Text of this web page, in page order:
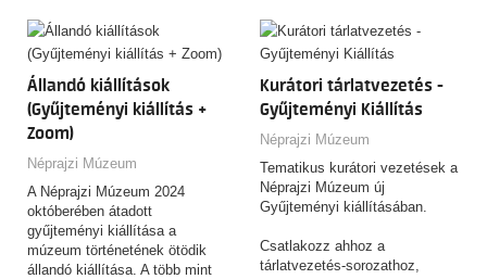
mintegy 600 műtárgy
kompozíciója révén.
Diákcsoportoknak,
családoknak és felnőtteknek.
2026.09.18. - osztályoknak -
BETELT
2026.10.16. - felnőtteknek
2026.11.06. - osztályoknak
2026.11.13. - osztályoknak -
BETELT
2026.11.27. - osztályoknak
2026.12.04. - családoknak
Állandó kiállítások
(Gyűjteményi kiállítás +
Zoom)
Néprajzi Múzeum
A Néprajzi Múzeum 2024
októberében átadott
gyűjteményi kiállítása a
múzeum történetének ötödik
állandó kiállítása. A több mint
Kurátori tárlatvezetés -
Gyűjteményi Kiállítás
Néprajzi Múzeum
Tematikus kurátori vezetések a
Néprajzi Múzeum új
Gyűjteményi kiállításában.
Csatlakozz ahhoz a
tárlatvezetés-sorozathoz,